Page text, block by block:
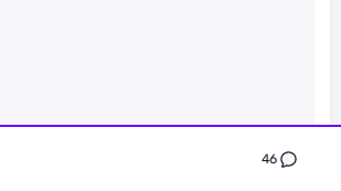
46
être la gestion des MAJ qui